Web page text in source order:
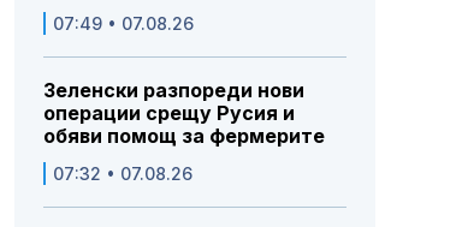
07:49 • 07.08.26
Зеленски разпореди нови
операции срещу Русия и
обяви помощ за фермерите
07:32 • 07.08.26